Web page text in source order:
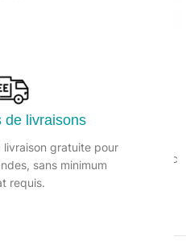
de livraisons
livraison gratuite pour
sans minimum
requis.
(2×0.6m) 1.2m
perche télescopique
résistante.
deux ou trois composants, avec
prix.